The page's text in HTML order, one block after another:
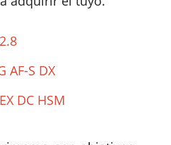
AF-S DX
DC HSM